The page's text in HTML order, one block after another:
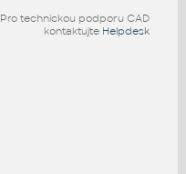
Pro technickou podporu CAD
kontaktujte Helpdesk